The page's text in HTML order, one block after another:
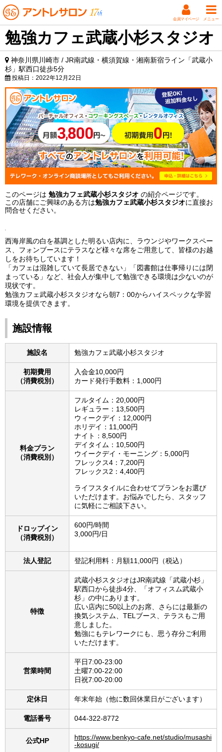
会員マイページ メニュー
勉強カフェ武蔵小杉スタジオ
神奈川県川崎市 / JR南武線・横須賀線・湘南新宿ライン「武蔵小
杉」駅西口徒歩5分
投稿日： 2022年12月22日
このページは 勉強カフェ武蔵小杉スタジオ の紹介ページです。
この店舗にご興味のある方は勉強カフェ武蔵小杉スタジオに直接お
問合せください。
西海岸風の白を基調とした明るい店内に、ラウンジやワークスペー
ス、フォンブースにテラスなど様々な席をご用意して、皆様のお越
しをお待ちしています！
「カフェは混雑していて長居できない」「図書館は仕事帰りには閉
まっている」など、社会人が集中して勉強できる環境は少ないのが
現状です。
勉強カフェ武蔵小杉スタジオなら朝7：00からハイスペックな学習
環境を提供できます。
施設情報
施設名 勉強カフェ武蔵小杉スタジオ
初期費用
（消費税別）
入会金10,000円
カード発行手数料：1,000円
料金プラン
（消費税別）
フルタイム：20,000円
レギュラー：13,500円
ウィークデイ：12,000円
ホリデイ：11,000円
ナイト：8,500円
デイタイム：10,500円
ウイークデイ・モーニング：5,000円
フレックス4：7,200円
フレックス2：4,400円
ライフスタイルに合わせてプランをお選び
いただけます。お悩みでしたら、スタッフ
に気軽にご相談下さい。
ドロップイン
（消費税別）
600円/時間
3,000円/日
法人登記 登記利用料：月額11,000円（税込）
特徴
武蔵小杉スタジオはJR南武線「武蔵小杉」
駅西口から徒歩4分、「オフィスム武蔵小
杉」の中にあります。
広い店内に50以上のお席、さらには最新の
換気システム、TELブース、テラスもご用
意しました。
勉強にもテレワークにも、思う存分ご利用
いただけます。
営業時間
平日7:00-23:00
土曜7:00-22:00
日祝7:00-20:00
定休日 年末年始（他に数回休業日がございます）
電話番号 044-322-8772
公式HP
https://www.benkyo-cafe.net/studio/musashi
-kosugi/